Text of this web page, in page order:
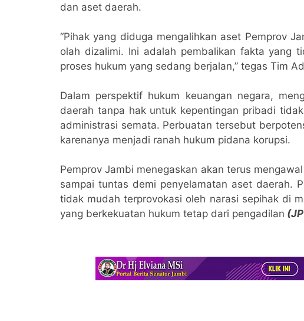
dan aset daerah.
“Pihak yang diduga mengalihkan aset Pemprov
olah dizalimi. Ini adalah pembalikan fakta yang
proses hukum yang sedang berjalan,” tegas Tim
Dalam perspektif hukum keuangan negara,
daerah tanpa hak untuk kepentingan pribadi
administrasi semata. Perbuatan tersebut
karenanya menjadi ranah hukum pidana korupsi.
Pemprov Jambi menegaskan akan terus
sampai tuntas demi penyelamatan aset daerah.
tidak mudah terprovokasi oleh narasi sepihak di
yang berkekuatan hukum tetap dari pengadilan